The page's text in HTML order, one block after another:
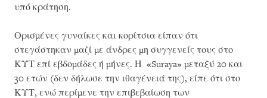
υπό κράτηση.
Ορισμένες γυναίκες και κορίτσια είπαν ότι
στεγάστηκαν μαζί με άνδρες μη συγγενείς τους στο
ΚΥΤ επί εβδομάδες ή μήνες. Η «Suraya» μεταξύ 20 και
30 ετών (δεν δήλωσε την ιθαγένειά της), είπε ότι στο
ΚΥΤ, ενώ περίμενε την επιβεβαίωση των